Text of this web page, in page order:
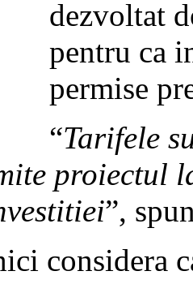
dezvoltat
pentru ca
permise
“Tarifele
proiectul
”,
considera